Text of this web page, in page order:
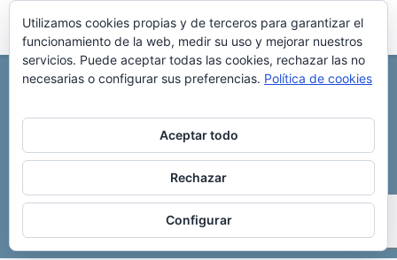
REPARACIÓN CENTRALITA DE COCHE
C/ Virgen del pilar, 6 ,
696 340 889
info@rccllaves.com
Copyright © 2025 Reparación Centralita De Coche
Utilizamos cookies propias y de terceros para garantizar el
funcionamiento de la web, medir su uso y mejorar nuestros
servicios. Puede aceptar todas las cookies, rechazar las no
necesarias o configurar sus preferencias. Política de cookies
Aceptar todo
Rechazar
Configurar